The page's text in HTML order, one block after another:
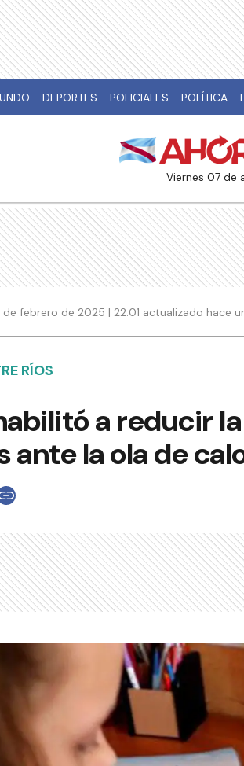
DEPORTES POLICIALES POLÍTICA
viernes 07
de febrero de 2025 | 22:01 actualizado hace
RÍOS
a reducir
ante la ola de